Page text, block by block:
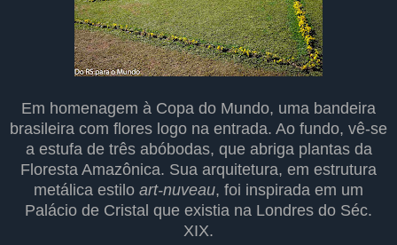
Em homenagem à Copa do Mundo, uma bandeira
brasileira com flores logo na entrada. Ao fundo, vê-se
a estufa de três abóbodas, que abriga plantas da
Floresta Amazônica. Sua arquitetura, em estrutura
metálica estilo art-nuveau, foi inspirada em um
Palácio de Cristal que existia na Londres do Séc.
XIX.